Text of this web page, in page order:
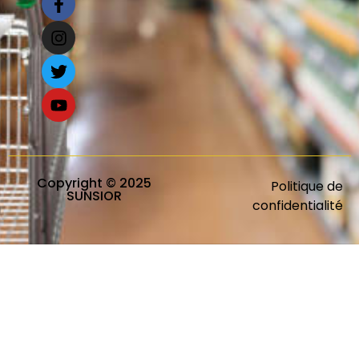
Copyright © 2025
SUNSIOR
Politique de
confidentialité